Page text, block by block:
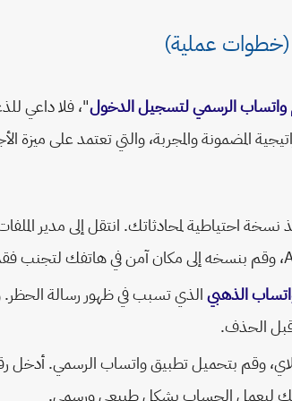
(خطوات عملية)
واتساب الرسمي لتسجيل الدخول"، فلا داعي
المضمونة والمجربة، والتي تعتمد على ميزة
احتياطية لمحادثاتك. انتقل إلى مدير
الذهبيالذي تسبب في ظهور رسالة
وقم بتحميل تطبيق واتساب الرسمي. أدخل